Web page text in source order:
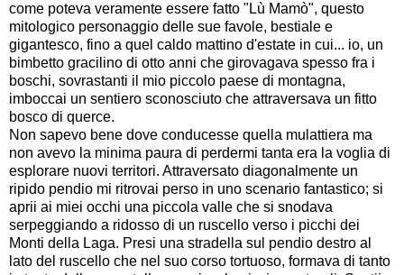
come poteva veramente essere fatto "Lù Mamò", questo
mitologico personaggio delle sue favole, bestiale e
gigantesco, fino a quel caldo mattino d'estate in cui... io, un
bimbetto gracilino di otto anni che girovagava spesso fra i
boschi, sovrastanti il mio piccolo paese di montagna,
imboccai un sentiero sconosciuto che attraversava un fitto
bosco di querce.
Non sapevo bene dove conducesse quella mulattiera ma
non avevo la minima paura di perdermi tanta era la voglia di
esplorare nuovi territori. Attraversato diagonalmente un
ripido pendio mi ritrovai perso in uno scenario fantastico; si
aprii ai miei occhi una piccola valle che si snodava
serpeggiando a ridosso di un ruscello verso i picchi dei
Monti della Laga. Presi una stradella sul pendio destro al
lato del ruscello che nel suo corso tortuoso, formava di tanto